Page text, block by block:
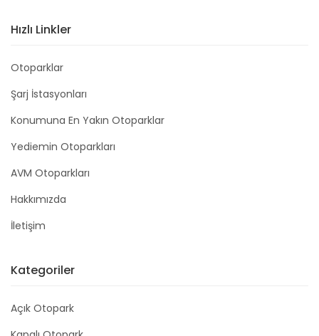
Hızlı Linkler
Otoparklar
Şarj İstasyonları
Konumuna En Yakın Otoparklar
Yediemin Otoparkları
AVM Otoparkları
Hakkımızda
İletişim
Kategoriler
Açık Otopark